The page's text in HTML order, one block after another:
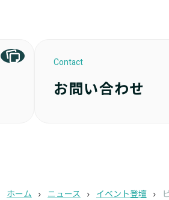
Contact
お問い合わせ
ホーム ニュース イベント登壇